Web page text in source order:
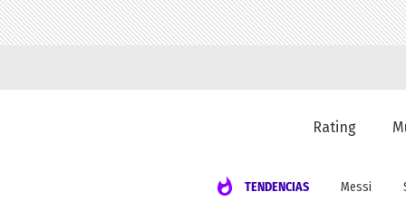
Rating
TENDENCIAS Messi